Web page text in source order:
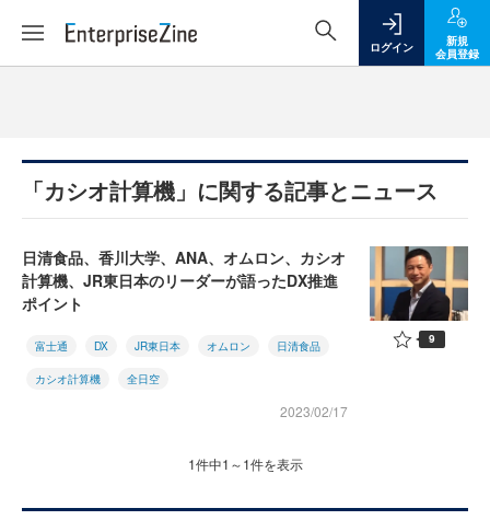
ログイン
新規
会員登録
「カシオ計算機」に関する記事とニュース
日清食品、香川大学、ANA、オムロン、カシオ
計算機、JR東日本のリーダーが語ったDX推進
ポイント
富士通 DX JR東日本 オムロン 日清食品
カシオ計算機 全日空
2023/02/17
9
1件中1～1件を表示